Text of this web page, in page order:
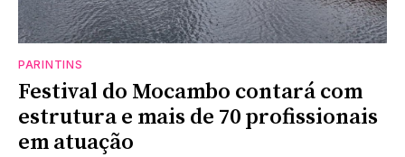
PARINTINS
Festival do Mocambo contará com
estrutura e mais de 70 profissionais
em atuação